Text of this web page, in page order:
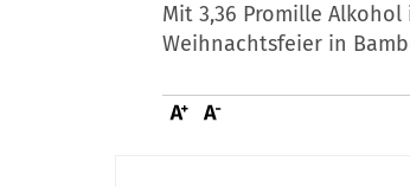
Mit 3,36 Promille
Weihnachtsfeier in